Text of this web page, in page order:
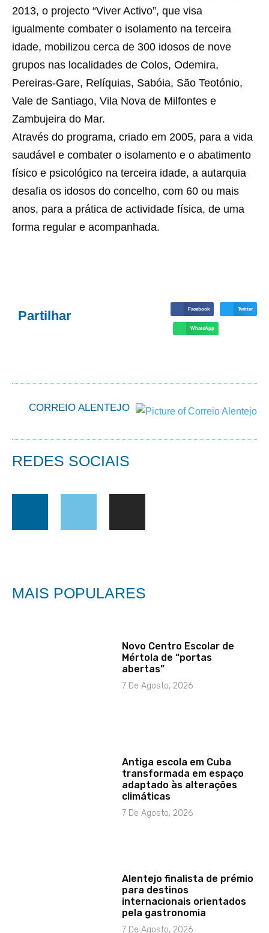
2013, o projecto “Viver Activo”, que visa
igualmente combater o isolamento na terceira
idade, mobilizou cerca de 300 idosos de nove
grupos nas localidades de Colos, Odemira,
Pereiras-Gare, Relíquias, Sabóia, São Teotónio,
Vale de Santiago, Vila Nova de Milfontes e
Zambujeira do Mar.
Através do programa, criado em 2005, para a vida
saudável e combater o isolamento e o abatimento
físico e psicológico na terceira idade, a autarquia
desafia os idosos do concelho, com 60 ou mais
anos, para a prática de actividade física, de uma
forma regular e acompanhada.
Partilhar Facebook Twitter
WhatsApp
CORREIO ALENTEJO
REDES SOCIAIS
MAIS POPULARES
Novo Centro Escolar de
Mértola de “portas
abertas”
7 De Agosto, 2026
Antiga escola em Cuba
transformada em espaço
adaptado às alterações
climáticas
7 De Agosto, 2026
Alentejo finalista de prémio
para destinos
internacionais orientados
pela gastronomia
7 De Agosto, 2026